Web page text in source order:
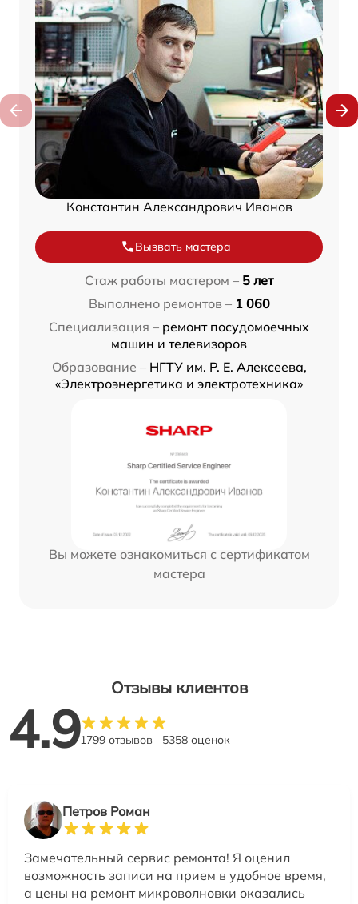
Константин Александрович Иванов
Вызвать мастера
Стаж работы мастером – 5 лет
Выполнено ремонтов – 1 060
Специализация – ремонт посудомоечных
машин и телевизоров
Образование – НГТУ им. Р. Е. Алексеева,
«Электроэнергетика и электротехника»
Вы можете ознакомиться с сертификатом
мастера
Отзывы клиентов
4.91799 отзывов 5358 оценок
Петров Роман
Замечательный сервис ремонта! Я оценил
возможность записи на прием в удобное время,
а цены на ремонт микроволновки оказались